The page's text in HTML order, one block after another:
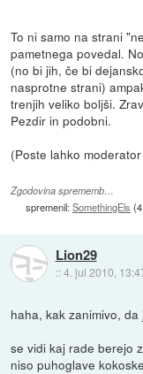
To ni samo na strani
pametnega povedal.
(no bi jih, če bi
nasprotne strani)
trenjih veliko boljši.
Pezdir in podobni.
(Poste lahko
Zgodovina sprememb…
spremenil:SomethingEls (
Lion29
::4. jul 2010,
haha, kak zanimivo,
se vidi kaj rade berejo
niso puhoglave